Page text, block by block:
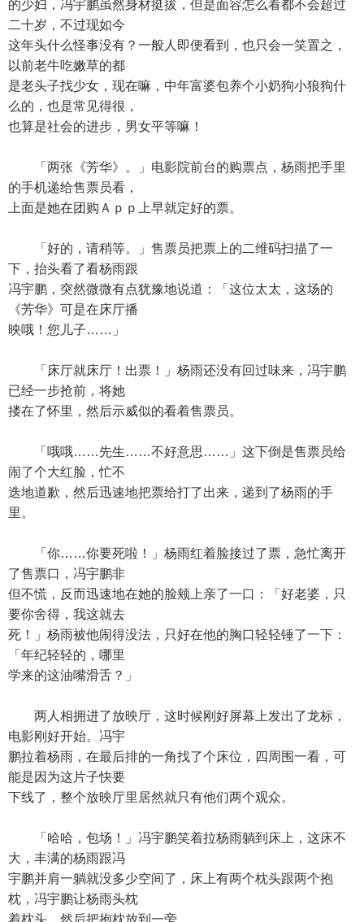
的少妇，冯宇鹏虽然身材挺拔，但是面容怎么看都不会超过
二十岁，不过现如今
这年头什么怪事没有？一般人即便看到，也只会一笑置之，
以前老牛吃嫩草的都
是老头子找少女，现在嘛，中年富婆包养个小奶狗小狼狗什
么的，也是常见得很，
也算是社会的进步，男女平等嘛！
「两张《芳华》。」电影院前台的购票点，杨雨把手里
的手机递给售票员看，
上面是她在团购Ａｐｐ上早就定好的票。
「好的，请稍等。」售票员把票上的二维码扫描了一
下，抬头看了看杨雨跟
冯宇鹏，突然微微有点犹豫地说道：「这位太太，这场的
《芳华》可是在床厅播
映哦！您儿子……」
「床厅就床厅！出票！」杨雨还没有回过味来，冯宇鹏
已经一步抢前，将她
搂在了怀里，然后示威似的看着售票员。
「哦哦……先生……不好意思……」这下倒是售票员给
闹了个大红脸，忙不
迭地道歉，然后迅速地把票给打了出来，递到了杨雨的手
里。
「你……你要死啦！」杨雨红着脸接过了票，急忙离开
了售票口，冯宇鹏非
但不慌，反而迅速地在她的脸颊上亲了一口：「好老婆，只
要你舍得，我这就去
死！」杨雨被他闹得没法，只好在他的胸口轻轻锤了一下：
「年纪轻轻的，哪里
学来的这油嘴滑舌？」
两人相拥进了放映厅，这时候刚好屏幕上发出了龙标，
电影刚好开始。冯宇
鹏拉着杨雨，在最后排的一角找了个床位，四周围一看，可
能是因为这片子快要
下线了，整个放映厅里居然就只有他们两个观众。
「哈哈，包场！」冯宇鹏笑着拉杨雨躺到床上，这床不
大，丰满的杨雨跟冯
宇鹏并肩一躺就没多少空间了，床上有两个枕头跟两个抱
枕，冯宇鹏让杨雨头枕
着枕头，然后把抱枕放到一旁。